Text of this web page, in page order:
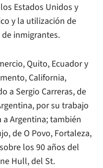
Estados Unidos y
y la utilización de
inmigrantes.
Quito, Ecuador y
California,
a Sergio Carreras, de
por su trabajo
Argentina; también
de O Povo, Fortaleza,
los 90 años del
Hull, del St.